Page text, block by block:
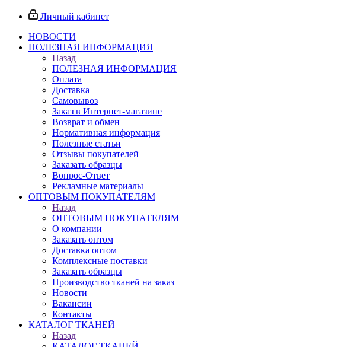
Личный кабинет
НОВОСТИ
ПОЛЕЗНАЯ ИНФОРМАЦИЯ
Назад
ПОЛЕЗНАЯ ИНФОРМАЦИЯ
Оплата
Доставка
Самовывоз
Заказ в Интернет-магазине
Возврат и обмен
Нормативная информация
Полезные статьи
Отзывы покупателей
Заказать образцы
Вопрос-Ответ
Рекламные материалы
ОПТОВЫМ ПОКУПАТЕЛЯМ
Назад
ОПТОВЫМ ПОКУПАТЕЛЯМ
О компании
Заказать оптом
Доставка оптом
Комплексные поставки
Заказать образцы
Производство тканей на заказ
Новости
Вакансии
Контакты
КАТАЛОГ ТКАНЕЙ
Назад